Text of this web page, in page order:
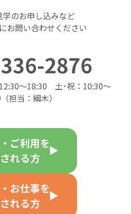
学のお申し込みなど
お問い合わせください
2876
～18:30 土･祝：10:30～
担当：綱木）
ご利用を
れる方
お仕事を
れる方